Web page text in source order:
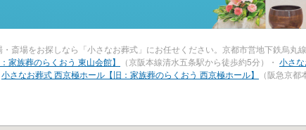
斎場をお探しなら「小さなお葬式」にお任せください。京都市営地下鉄烏丸
家族葬のらくおう 東山会館】 （京阪本線清水五条駅から徒歩約5分）・ 小さ
小さなお葬式 西京極ホール【旧：家族葬のらくおう 西京極ホール】
（阪急京